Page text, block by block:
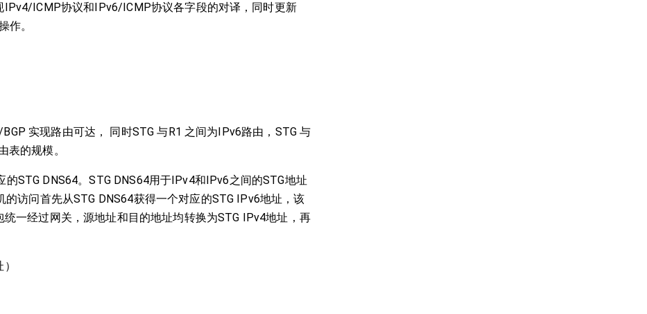
ICMP协议和IPv6/ICMP协议各字段的对译，同时更新
作。
实现路由可达， 同时STG 与R1 之间为IPv6路由，STG 与
的规模。
STG DNS64。STG DNS64用于IPv4和IPv6之间的STG地址
访问首先从STG DNS64获得一个对应的STG IPv6地址，该
一经过网关，源地址和目的地址均转换为STG IPv4地址，再